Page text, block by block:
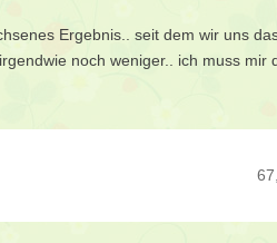
Ergebnis.. seit dem wir uns
noch weniger.. ich muss mir